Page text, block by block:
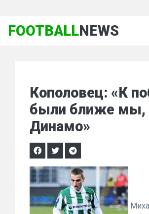
FOOTBALLNEWS
Кополовец: «К
были ближе мы,
Динамо»